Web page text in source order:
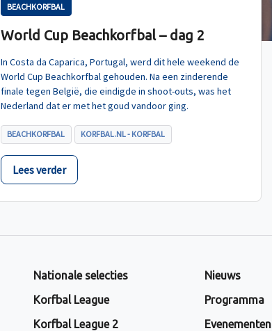
BEACHKORFBAL
World Cup Beachkorfbal – dag 2
In Costa da Caparica, Portugal, werd dit hele weekend de
World Cup Beachkorfbal gehouden. Na een zinderende
finale tegen België, die eindigde in shoot-outs, was het
Nederland dat er met het goud vandoor ging.
BEACHKORFBAL KORFBAL.NL - KORFBAL
Lees verder
Nationale selecties
Korfbal League
Korfbal League 2
Nieuws
Programma
Evenementen